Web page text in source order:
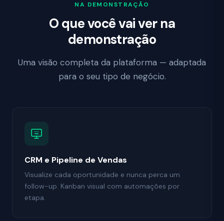
NA DEMONSTRAÇÃO
O que você vai ver na
demonstração
Uma visão completa da plataforma — adaptada
para o seu tipo de negócio.
CRM e Pipeline de Vendas
Visualize cada oportunidade e nunca perca um
follow-up. Kanban visual com automações por
etapa.